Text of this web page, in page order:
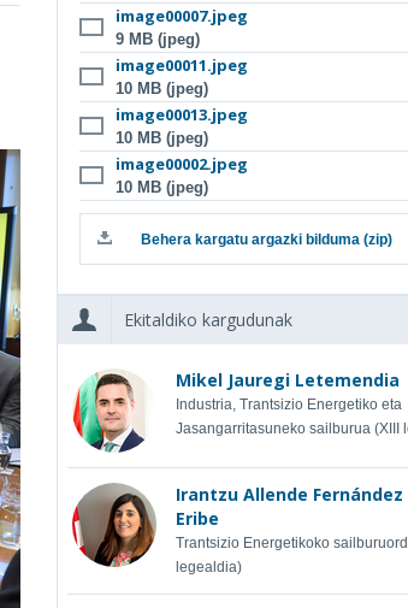
image00007.jpeg
9 MB (jpeg)
image00011.jpeg
10 MB (jpeg)
image00013.jpeg
10 MB (jpeg)
image00002.jpeg
10 MB (jpeg)
Behera kargatu argazki bilduma (zip)
Ekitaldiko kargudunak
Mikel Jauregi Letemendia
Industria, Trantsizio Energetiko eta
Jasangarritasuneko sailburua (XIII
Irantzu Allende Fernández
Eribe
Trantsizio Energetikoko
legealdia)